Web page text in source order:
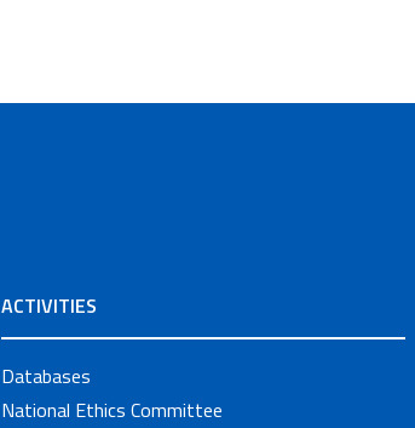
ACTIVITIES
Databases
National Ethics Committee